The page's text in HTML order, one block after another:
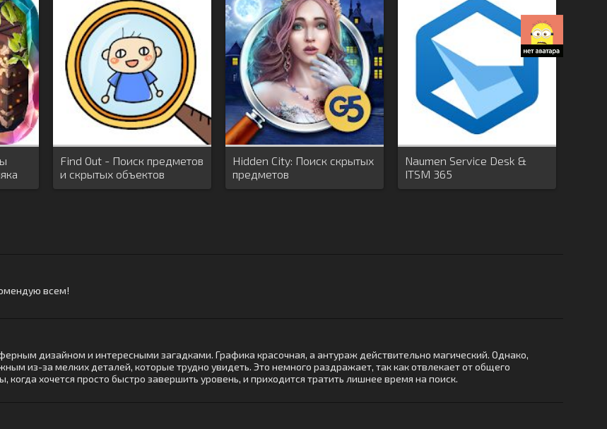
Find Out - Поиск предметов
и скрытых объектов
Hidden City: Поиск скрытых
предметов
Naumen Service Desk &
ITSM 365
всем!
дизайном и интересными загадками. Графика красочная, а антураж действительно магический. Однако,
из-за мелких деталей, которые трудно увидеть. Это немного раздражает, так как отвлекает от общего
когда хочется просто быстро завершить уровень, и приходится тратить лишнее время на поиск.